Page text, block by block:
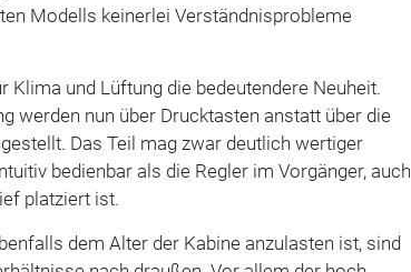
Modells keinerlei Verständnisprobleme
Klima und Lüftung die bedeutendere Neuheit.
werden nun über Drucktasten anstatt über die
Das Teil mag zwar deutlich wertiger
bedienbar als die Regler im Vorgänger, auch
platziert ist.
dem Alter der Kabine anzulasten ist, sind